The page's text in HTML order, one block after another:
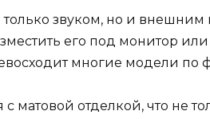
только звуком, но и внешним
его под монитор
многие модели по
матовой отделкой, что не